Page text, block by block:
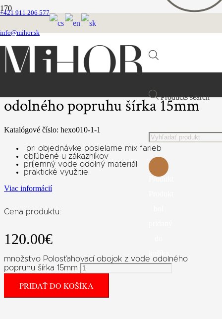
+421 911 206 577
info@mihor.sk
Products search
Produkt
Domovská stránka
OBOJKY
Polosťahovací obojok z vode
odolného popruhu šírka 15mm
Katalógové číslo: hexo010-1-1
pri objednávke posielame mix farieb
obľúbené u zákazníkov
príjemný vode odolný materiál
praktické využitie
Viac informácií
Cena produktu:
120.00€
množstvo Polosťahovací obojok z vode odolného
popruhu šírka 15mm
PRIDAŤ DO KOŠÍKA